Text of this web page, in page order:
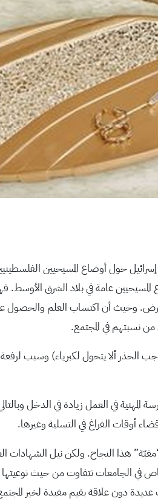
إسرائيل حول أوضاع المسيحيين
عامة في بلاد الشرق الأوسط.
وحيث أن اكتساب العلم والحصول
نسبتهم في المجتمع.
ألا يتحول لكبرياء) وسبب
المهنية في العمل زيادة في الدخل
أوقات الفراغ في التسلية وغيرها.
هذا النجاح. ولكن نيل الشهادات
في الجامعات تتفاوت من حيث
عديدة دون علاقة بقيم مفيدة لخير